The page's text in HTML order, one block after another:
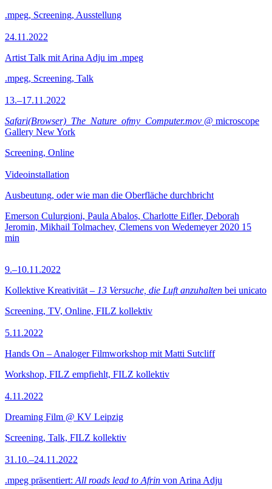
.mpeg, Screening, Ausstellung
24.11.2022
Artist Talk mit Arina Adju im .mpeg
.mpeg, Screening, Talk
13.–17.11.2022
Safari(Browser)_The_Nature_ofmy_Computer.mov @ microscope
Gallery New York
Screening, Online
Videoinstallation
Ausbeutung, oder wie man die Oberfläche durchbricht
Emerson Culurgioni, Paula Abalos, Charlotte Eifler, Deborah
Jeromin, Mikhail Tolmachev, Clemens von Wedemeyer 2020 15
min
9.–10.11.2022
Kollektive Kreativität – 13 Versuche, die Luft anzuhalten bei unicato
Screening, TV, Online, FILZ kollektiv
5.11.2022
Hands On – Analoger Filmworkshop mit Matti Sutcliff
Workshop, FILZ empfiehlt, FILZ kollektiv
4.11.2022
Dreaming Film @ KV Leipzig
Screening, Talk, FILZ kollektiv
31.10.–24.11.2022
.mpeg präsentiert: All roads lead to Afrin von Arina Adju